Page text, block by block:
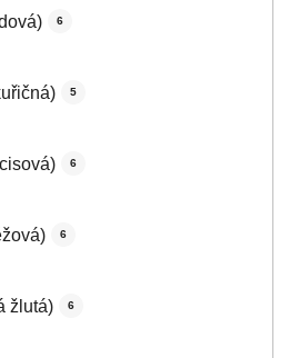
6
5
6
6
žlutá) 6